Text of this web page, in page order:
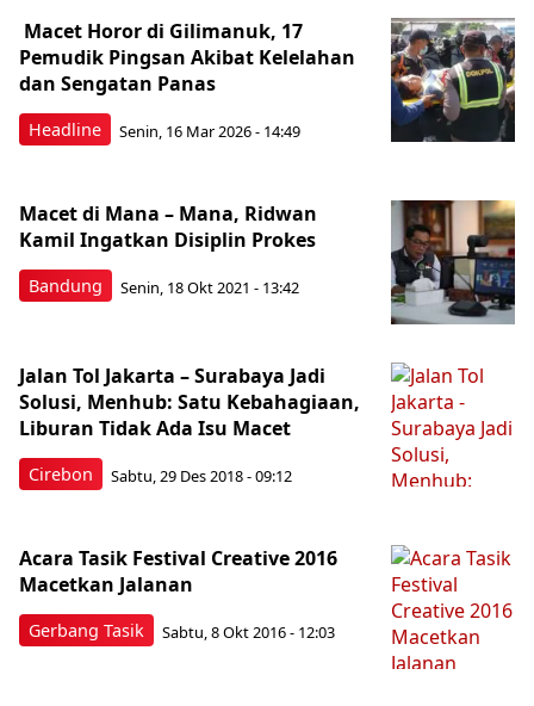
Headline
Macet Horor di Gilimanuk, 17
Pemudik Pingsan Akibat Kelelahan
dan Sengatan Panas
Senin, 16 Mar 2026 - 14:49
Bandung
Macet di Mana – Mana, Ridwan
Kamil Ingatkan Disiplin Prokes
Senin, 18 Okt 2021 - 13:42
Cirebon
Jalan Tol Jakarta – Surabaya Jadi
Solusi, Menhub: Satu Kebahagiaan,
Liburan Tidak Ada Isu Macet
Sabtu, 29 Des 2018 - 09:12
Gerbang Tasik
Acara Tasik Festival Creative 2016
Macetkan Jalanan
Sabtu, 8 Okt 2016 - 12:03